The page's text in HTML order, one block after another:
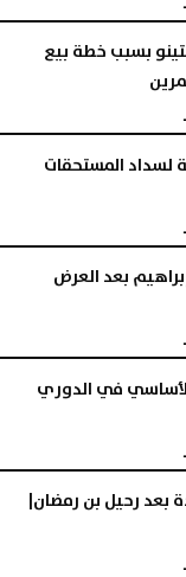
بسبب خطة بيع
لسداد المستحقات
بعد العرض
في الدوري
بعد رحيل بن رمضان|